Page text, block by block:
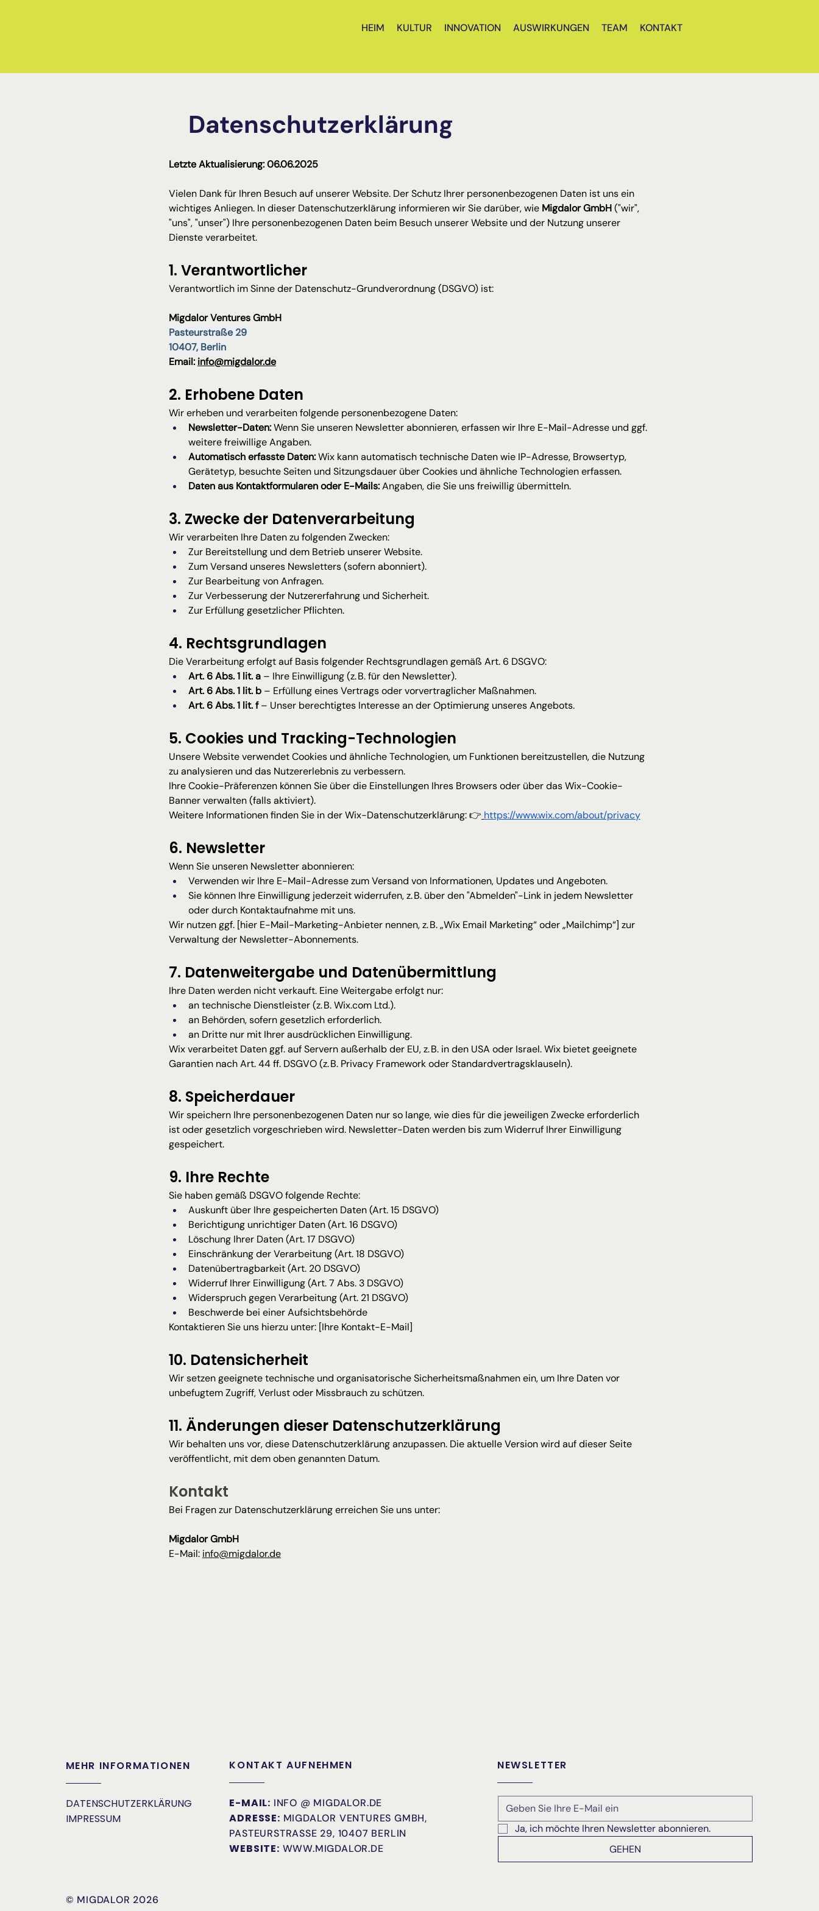
HEIM KULTUR INNOVATION AUSWIRKUNGEN TEAM KONTAKT
Datenschutzerklärung
Letzte Aktualisierung: 06.06.2025
Vielen Dank für Ihren Besuch auf unserer Website. Der Schutz Ihrer personenbezogenen Daten ist uns ein
wichtiges Anliegen. In dieser Datenschutzerklärung informieren wir Sie darüber, wie Migdalor GmbH ("wir",
"uns", "unser") Ihre personenbezogenen Daten beim Besuch unserer Website und der Nutzung unserer
Dienste verarbeitet.
1. Verantwortlicher
Verantwortlich im Sinne der Datenschutz-Grundverordnung (DSGVO) ist:
Migdalor Ventures GmbH
Pasteurstraße 29
10407, Berlin
Email: info@migdalor.de
2. Erhobene Daten
Wir erheben und verarbeiten folgende personenbezogene Daten:
Newsletter-Daten: Wenn Sie unseren Newsletter abonnieren, erfassen wir Ihre E-Mail-Adresse und ggf.
weitere freiwillige Angaben.
Automatisch erfasste Daten: Wix kann automatisch technische Daten wie IP-Adresse, Browsertyp,
Gerätetyp, besuchte Seiten und Sitzungsdauer über Cookies und ähnliche Technologien erfassen.
Daten aus Kontaktformularen oder E-Mails: Angaben, die Sie uns freiwillig übermitteln.
3. Zwecke der Datenverarbeitung
Wir verarbeiten Ihre Daten zu folgenden Zwecken:
Zur Bereitstellung und dem Betrieb unserer Website.
Zum Versand unseres Newsletters (sofern abonniert).
Zur Bearbeitung von Anfragen.
Zur Verbesserung der Nutzererfahrung und Sicherheit.
Zur Erfüllung gesetzlicher Pflichten.
4. Rechtsgrundlagen
Die Verarbeitung erfolgt auf Basis folgender Rechtsgrundlagen gemäß Art. 6 DSGVO:
Art. 6 Abs. 1 lit. a – Ihre Einwilligung (z. B. für den Newsletter).
Art. 6 Abs. 1 lit. b – Erfüllung eines Vertrags oder vorvertraglicher Maßnahmen.
Art. 6 Abs. 1 lit. f – Unser berechtigtes Interesse an der Optimierung unseres Angebots.
5. Cookies und Tracking-Technologien
Unsere Website verwendet Cookies und ähnliche Technologien, um Funktionen bereitzustellen, die Nutzung
zu analysieren und das Nutzererlebnis zu verbessern.
Ihre Cookie-Präferenzen können Sie über die Einstellungen Ihres Browsers oder über das Wix-Cookie-
Banner verwalten (falls aktiviert).
Weitere Informationen finden Sie in der Wix-Datenschutzerklärung: 👉 https://www.wix.com/about/privacy
6. Newsletter
Wenn Sie unseren Newsletter abonnieren:
Verwenden wir Ihre E-Mail-Adresse zum Versand von Informationen, Updates und Angeboten.
Sie können Ihre Einwilligung jederzeit widerrufen, z. B. über den "Abmelden"-Link in jedem Newsletter
oder durch Kontaktaufnahme mit uns.
Wir nutzen ggf. [hier E-Mail-Marketing-Anbieter nennen, z. B. „Wix Email Marketing“ oder „Mailchimp“] zur
Verwaltung der Newsletter-Abonnements.
7. Datenweitergabe und Datenübermittlung
Ihre Daten werden nicht verkauft. Eine Weitergabe erfolgt nur:
an technische Dienstleister (z. B. Wix.com Ltd.).
an Behörden, sofern gesetzlich erforderlich.
an Dritte nur mit Ihrer ausdrücklichen Einwilligung.
Wix verarbeitet Daten ggf. auf Servern außerhalb der EU, z. B. in den USA oder Israel. Wix bietet geeignete
Garantien nach Art. 44 ff. DSGVO (z. B. Privacy Framework oder Standardvertragsklauseln).
8. Speicherdauer
Wir speichern Ihre personenbezogenen Daten nur so lange, wie dies für die jeweiligen Zwecke erforderlich
ist oder gesetzlich vorgeschrieben wird. Newsletter-Daten werden bis zum Widerruf Ihrer Einwilligung
gespeichert.
9. Ihre Rechte
Sie haben gemäß DSGVO folgende Rechte:
Auskunft über Ihre gespeicherten Daten (Art. 15 DSGVO)
Berichtigung unrichtiger Daten (Art. 16 DSGVO)
Löschung Ihrer Daten (Art. 17 DSGVO)
Einschränkung der Verarbeitung (Art. 18 DSGVO)
Datenübertragbarkeit (Art. 20 DSGVO)
Widerruf Ihrer Einwilligung (Art. 7 Abs. 3 DSGVO)
Widerspruch gegen Verarbeitung (Art. 21 DSGVO)
Beschwerde bei einer Aufsichtsbehörde
Kontaktieren Sie uns hierzu unter: [Ihre Kontakt-E-Mail]
10. Datensicherheit
Wir setzen geeignete technische und organisatorische Sicherheitsmaßnahmen ein, um Ihre Daten vor
unbefugtem Zugriff, Verlust oder Missbrauch zu schützen.
11. Änderungen dieser Datenschutzerklärung
Wir behalten uns vor, diese Datenschutzerklärung anzupassen. Die aktuelle Version wird auf dieser Seite
veröffentlicht, mit dem oben genannten Datum.
Kontakt
Bei Fragen zur Datenschutzerklärung erreichen Sie uns unter:
Migdalor GmbH
E-Mail: info@migdalor.de
MEHR INFORMATIONEN
DATENSCHUTZERKLÄRUNG
IMPRESSUM
KONTAKT AUFNEHMEN
E-MAIL: INFO @ MIGDALOR.DE
ADRESSE: MIGDALOR VENTURES GMBH,
PASTEURSTRASSE 29, 10407 BERLIN
WEBSITE: WWW.MIGDALOR.DE
NEWSLETTER
Ja, ich möchte Ihren Newsletter abonnieren.
GEHEN
© MIGDALOR 2026